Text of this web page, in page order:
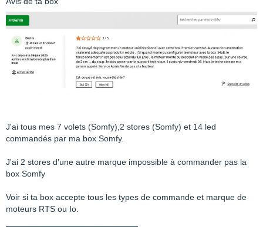
J'ai tous mes 7 volets (Somfy),2 stores (Somfy) et 14 led
commandés par ma box Somfy.
J'ai 2 stores d'une autre marque impossible à commander pas la
box Somfy
Voir si ta box accepte tous les types de commande et marque de
moteurs RTS ou Io.